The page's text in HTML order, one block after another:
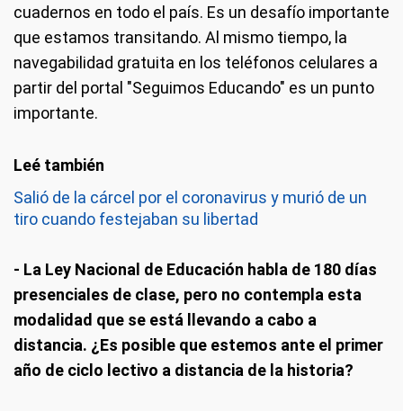
cuadernos en todo el país. Es un desafío importante
que estamos transitando. Al mismo tiempo, la
navegabilidad gratuita en los teléfonos celulares a
partir del portal "Seguimos Educando" es un punto
importante.
Salió de la cárcel por el coronavirus y murió de un
tiro cuando festejaban su libertad
- La Ley Nacional de Educación habla de 180 días
presenciales de clase, pero no contempla esta
modalidad que se está llevando a cabo a
distancia. ¿Es posible que estemos ante el primer
año de ciclo lectivo a distancia de la historia?